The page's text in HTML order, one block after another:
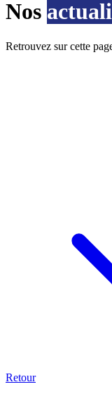
Nos
Retrouvez sur cette
Retour